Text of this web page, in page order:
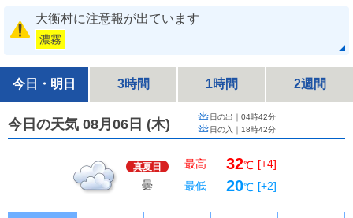
大衡村に注意報が出ています
濃霧
今日・明日 3時間 1時間 2週間
今日の天気 08月06日 (木) 日の出｜ 04時42分
日の入｜ 18時42分
真夏日
曇
最高 32℃ [+4]
最低
20℃ [+2]